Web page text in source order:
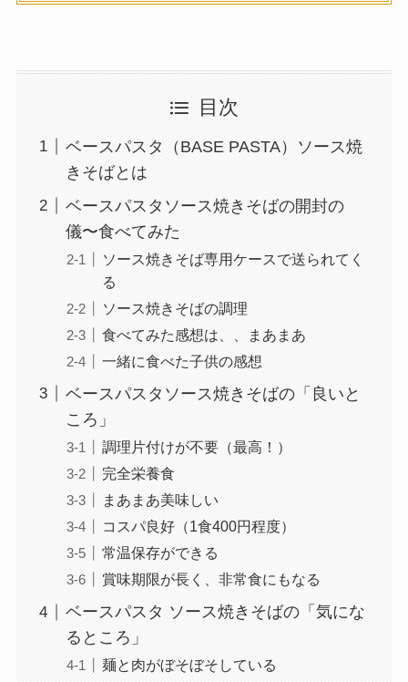
目次
ベースパスタ（BASE PASTA）ソース焼
きそばとは
ベースパスタソース焼きそばの開封の
儀〜食べてみた
ソース焼きそば専用ケースで送られてく
る
ソース焼きそばの調理
食べてみた感想は、、まあまあ
一緒に食べた子供の感想
ベースパスタソース焼きそばの「良いと
ころ」
調理片付けが不要（最高！）
完全栄養食
まあまあ美味しい
コスパ良好（1食400円程度）
常温保存ができる
賞味期限が長く、非常食にもなる
ベースパスタ ソース焼きそばの「気にな
るところ」
麺と肉がぼそぼそしている